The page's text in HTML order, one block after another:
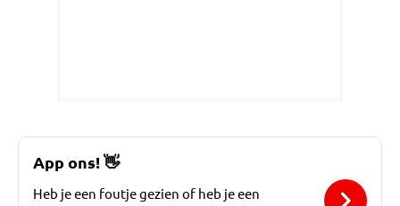
App ons!👋
Heb je een foutje gezien of heb je een